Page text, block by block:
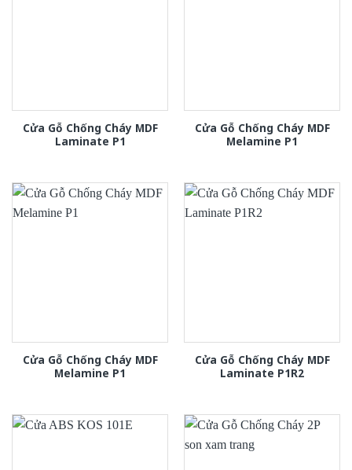
Cửa Gỗ Chống Cháy MDF
Laminate P1
Cửa Gỗ Chống Cháy MDF
Melamine P1
Cửa Gỗ Chống Cháy MDF
Melamine P1
Cửa Gỗ Chống Cháy MDF
Laminate P1R2